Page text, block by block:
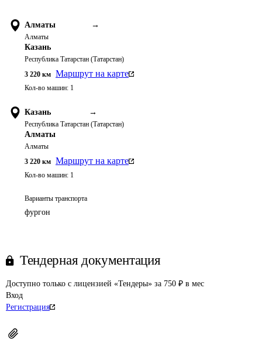
Алматы →
Алматы
Казань
Республика Татарстан (Татарстан)
3 220 км Маршрут на карте
Кол-во машин: 1
Казань →
Республика Татарстан (Татарстан)
Алматы
Алматы
3 220 км Маршрут на карте
Кол-во машин: 1
Варианты транспорта
фургон
Тендерная документация
Доступно только с лицензией «Тендеры» за 750 ₽ в мес
Вход
Регистрация